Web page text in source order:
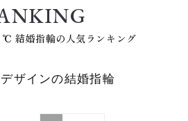
結婚指輪の人気ランキング
ザインの結婚指輪